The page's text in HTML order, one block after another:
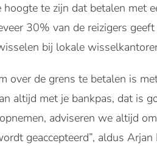
te zijn dat betalen met
30% van de reizigers
bij lokale
over de grens te betalen is
altijd met je bankpas, dat is
adviseren we altijd
geaccepteerd”, aldus